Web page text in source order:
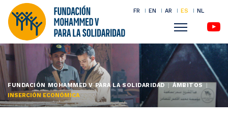
Pasar
al
contenido
principal
FR EN AR ES NL
Menu
FUNDACIÓN MOHAMMED V PARA LA SOLIDARIDAD
ÁMBITOS
INSERCIÓN ECONÓMICA